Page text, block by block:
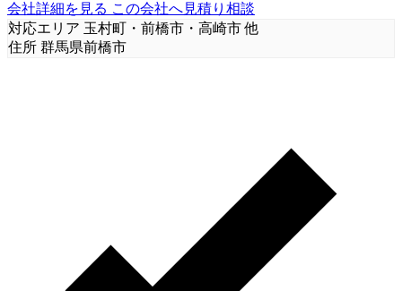
会社詳細を見る この会社へ見積り相談
対応エリア 玉村町・前橋市・高崎市 他
住所 群馬県前橋市